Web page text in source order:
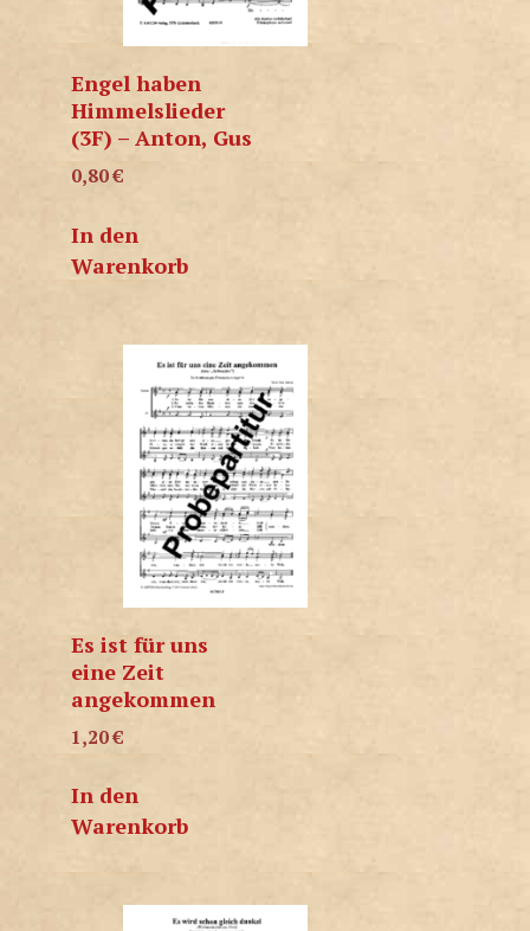
Engel haben
Himmelslieder
(3F) – Anton, Gus
0,80€
In den
Warenkorb
Es ist für uns
eine Zeit
angekommen
1,20€
In den
Warenkorb